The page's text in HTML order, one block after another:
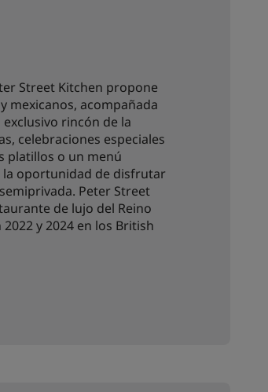
Street Kitchen propone
mexicanos, acompañada
rincón de la
celebraciones especiales
platillos o un menú
la oportunidad de disfrutar
Peter Street
de lujo del Reino
y 2024 en los British